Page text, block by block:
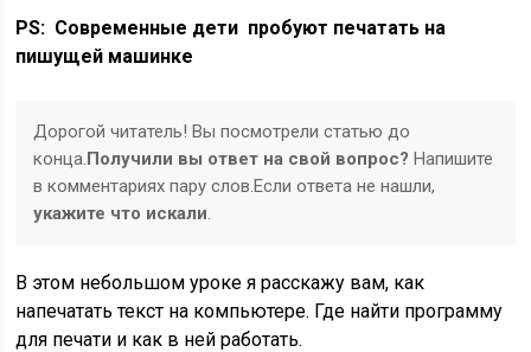
PS: Современные дети пробуют печатать на
пишущей машинке
Дорогой читатель! Вы посмотрели статью до
конца.Получили вы ответ на свой вопрос? Напишите
в комментариях пару слов.Если ответа не нашли,
укажите что искали.
В этом небольшом уроке я расскажу вам, как
напечатать текст на компьютере. Где найти программу
для печати и как в ней работать.